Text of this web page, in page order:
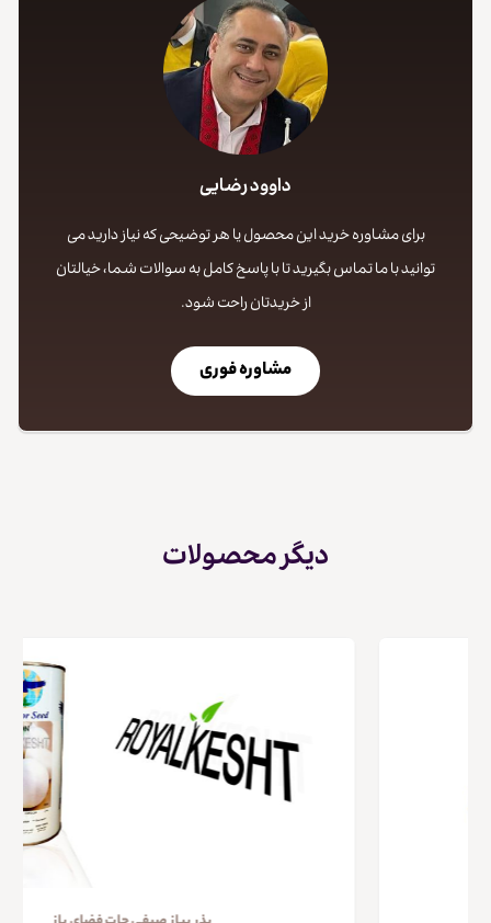
داوود رضایی
برای مشاوره خرید این محصول یا هر توضیحی که نیاز دارید می
توانید با ما تماس بگیرید تا با پاسخ کامل به سوالات شما، خیالتان
از خریدتان راحت شود.
مشاوره فوری
دیگر محصولات